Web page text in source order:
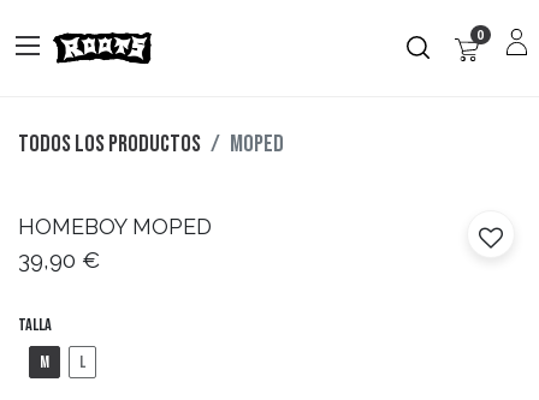
0
Todos los productos MOPED
HOMEBOY MOPED
39,90 €
Talla
M
L